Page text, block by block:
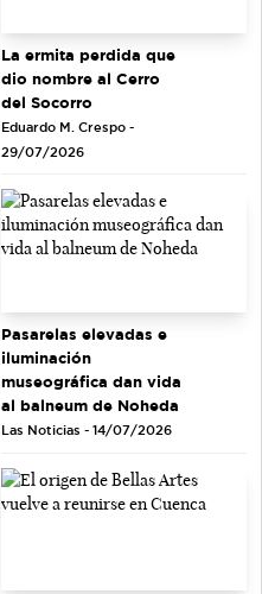
La ermita perdida que
dio nombre al Cerro
del Socorro
Eduardo M. Crespo -
29/07/2026
Pasarelas elevadas e
iluminación
museográfica dan vida
al balneum de Noheda
Las Noticias - 14/07/2026